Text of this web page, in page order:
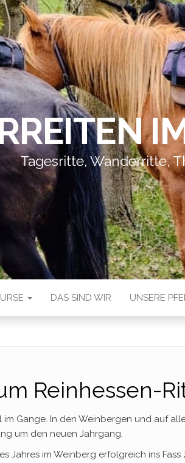
Tagesritte, Wanderritte,
DAS SIND WIR UNSERE
Reinhessen-
Gange. In den Weinbergen und auf
um den neuen Jahrgang.
Jahres im Weinberg erfolgreich ins